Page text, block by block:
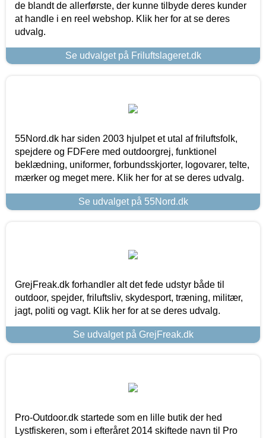
de blandt de allerførste, der kunne tilbyde deres kunder
at handle i en reel webshop. Klik her for at se deres
udvalg.
Se udvalget på Friluftslageret.dk
55Nord.dk har siden 2003 hjulpet et utal af friluftsfolk,
spejdere og FDFere med outdoorgrej, funktionel
beklædning, uniformer, forbundsskjorter, logovarer, telte,
mærker og meget mere. Klik her for at se deres udvalg.
Se udvalget på 55Nord.dk
GrejFreak.dk forhandler alt det fede udstyr både til
outdoor, spejder, friluftsliv, skydesport, træning, militær,
jagt, politi og vagt. Klik her for at se deres udvalg.
Se udvalget på GrejFreak.dk
Pro-Outdoor.dk startede som en lille butik der hed
Lystfiskeren, som i efteråret 2014 skiftede navn til Pro